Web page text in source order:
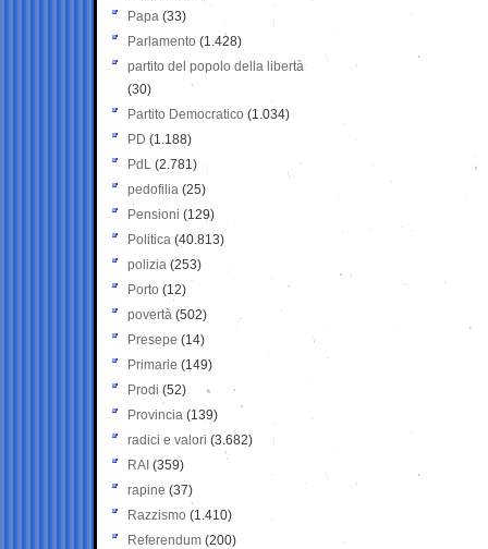
Papa (33)
Parlamento (1.428)
partito del popolo della libertà
(30)
Partito Democratico (1.034)
PD (1.188)
PdL (2.781)
pedofilia (25)
Pensioni (129)
Politica (40.813)
polizia (253)
Porto (12)
povertà (502)
Presepe (14)
Primarie (149)
Prodi (52)
Provincia (139)
radici e valori (3.682)
RAI (359)
rapine (37)
Razzismo (1.410)
Referendum (200)